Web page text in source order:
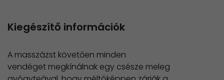
Kiegészítő információk
A masszázst követően minden
vendéget megkínálnak egy csésze meleg